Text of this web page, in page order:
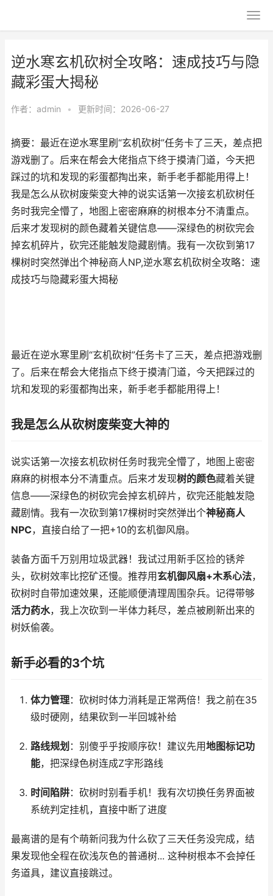
逆水寒玄机砍树全攻略：速成技巧与隐
藏彩蛋大揭秘
作者： admin • 更新时间：2026-06-27
摘要：最近在逆水寒里刷“玄机砍树”任务卡了三天，差点把
游戏删了。后来在帮会大佬指点下终于摸清门道，今天把
踩过的坑和发现的彩蛋都掏出来，新手老手都能用得上！
我是怎么从砍树废柴变大神的说实话第一次接玄机砍树任
务时我完全懵了，地图上密密麻麻的树根本分不清重点。
后来才发现树的颜色藏着关键信息——深绿色的树砍完会
掉玄机碎片，砍完还能触发隐藏剧情。我有一次砍到第17
棵树时突然弹出个神秘商人NP,逆水寒玄机砍树全攻略：速
成技巧与隐藏彩蛋大揭秘
最近在逆水寒里刷“玄机砍树”任务卡了三天，差点把游戏删
了。后来在帮会大佬指点下终于摸清门道，今天把踩过的
坑和发现的彩蛋都掏出来，新手老手都能用得上！
我是怎么从砍树废柴变大神的
说实话第一次接玄机砍树任务时我完全懵了，地图上密密
麻麻的树根本分不清重点。后来才发现树的颜色藏着关键
信息——深绿色的树砍完会掉玄机碎片，砍完还能触发隐
藏剧情。我有一次砍到第17棵树时突然弹出个神秘商人
NPC，直接白给了一把+10的玄机御风扇。
装备方面千万别用垃圾武器！我试过用新手区捡的锈斧
头，砍树效率比挖矿还慢。推荐用 玄机御风扇+木系心法，
砍树时自带加速效果，还能顺便清理周围杂兵。记得带够
活力药水，我上次砍到一半体力耗尽，差点被刷新出来的
树妖偷袭。
新手必看的3个坑
体力管理：砍树时体力消耗是正常两倍！我之前在35
级时硬刚，结果砍到一半回城补给
路线规划 ：别傻乎乎按顺序砍！建议先用地图标记功
能，把深绿色树连成Z字形路线
时间陷阱：砍树时别看手机！我有次切换任务界面被
系统判定挂机，直接中断了进度
最离谱的是有个萌新问我为什么砍了三天任务没完成，结
果发现他全程在砍浅灰色的普通树... 这种树根本不会掉任
务道具，建议直接跳过。